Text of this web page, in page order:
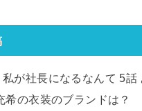
が社長になるなんて 5話
希の衣装のブランドは？